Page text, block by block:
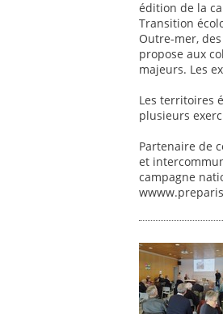
édition de la
Transition
Outre-mer,
propose aux
majeurs. Les
Les territoires
plusieurs
Partenaire de
et
campagne